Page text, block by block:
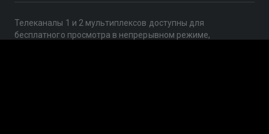
Телеканалы 1 и 2 мультиплексов доступны для
бесплатного просмотра в непрерывном режиме,